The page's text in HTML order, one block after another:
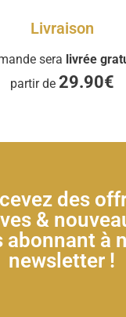
Livraison
sera livrée
partir de 29.90€
des
&
abonnant à
newsletter !